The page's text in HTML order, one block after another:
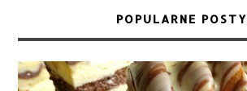
POPULARNE POSTY